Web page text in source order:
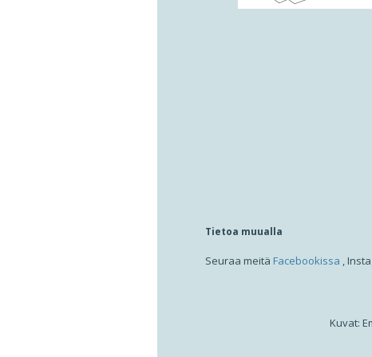
Tietoa muualla
Seuraa meitä Facebookissa ,
Kuvat: